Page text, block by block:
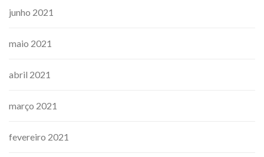
junho 2021
maio 2021
abril 2021
março 2021
fevereiro 2021